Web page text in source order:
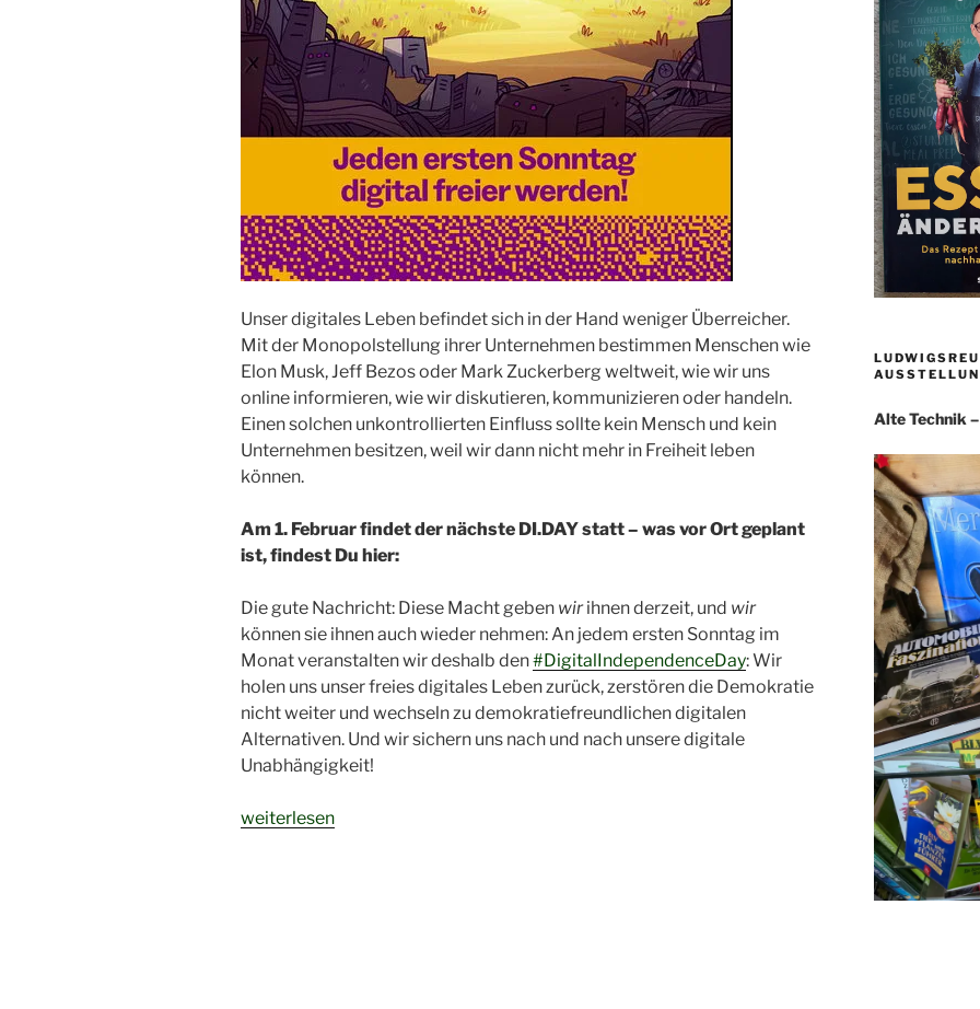
Unser digitales Leben befindet sich in der Hand weniger Überreicher.
Mit der Monopolstellung ihrer Unternehmen bestimmen Menschen wie
Elon Musk, Jeff Bezos oder Mark Zuckerberg weltweit, wie wir uns
online informieren, wie wir diskutieren, kommunizieren oder handeln.
Einen solchen unkontrollierten Einfluss sollte kein Mensch und kein
Unternehmen besitzen, weil wir dann nicht mehr in Freiheit leben
können.
Am 1. Februar findet der nächste DI.DAY statt – was vor Ort geplant
ist, findest Du hier:
Die gute Nachricht: Diese Macht geben wirihnen derzeit, und wir
können sie ihnen auch wieder nehmen: An jedem ersten Sonntag im
Monat veranstalten wir deshalb den#DigitalIndependenceDay: Wir
holen uns unser freies digitales Leben zurück, zerstören die Demokratie
nicht weiter und wechseln zu demokratiefreundlichen digitalen
Alternativen. Und wir sichern uns nach und nach unsere digitale
Unabhängigkeit!
„Jeden
weiterlesen
Alte Technik